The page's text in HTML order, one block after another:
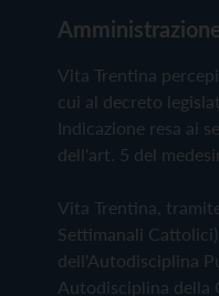
Vita Trentina
cui al decreto
Indicazione resa ai
dell'art. 5 del
Vita Trentina,
Settimanali
dell'Autodisciplina
Autodisciplina della